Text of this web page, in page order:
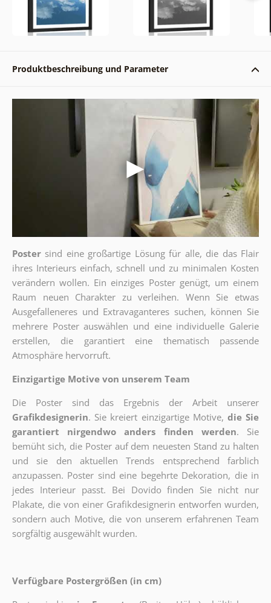
Produktbeschreibung und Parameter
Poster sind eine großartige Lösung für alle, die das Flair
ihres Interieurs einfach, schnell und zu minimalen Kosten
verändern wollen. Ein einziges Poster genügt, um einem
Raum neuen Charakter zu verleihen. Wenn Sie etwas
Ausgefalleneres und Extravaganteres suchen, können Sie
mehrere Poster auswählen und eine individuelle Galerie
erstellen, die garantiert eine thematisch passende
Atmosphäre hervorruft.
Einzigartige Motive von unserem Team
Die Poster sind das Ergebnis der Arbeit unserer
Grafikdesignerin. Sie kreiert einzigartige Motive, die Sie
garantiert nirgendwo anders finden werden. Sie
bemüht sich, die Poster auf dem neuesten Stand zu halten
und sie den aktuellen Trends entsprechend farblich
anzupassen. Poster sind eine begehrte Dekoration, die in
jedes Interieur passt. Bei Dovido finden Sie nicht nur
Plakate, die von einer Grafikdesignerin entworfen wurden,
sondern auch Motive, die von unserem erfahrenen Team
sorgfältig ausgewählt wurden.
Verfügbare Postergrößen (in cm)